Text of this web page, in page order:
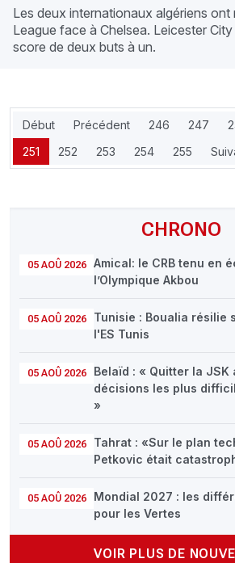
CHRONO
05 AOÛ 2026
Amical: le CRB tenu en
l’Olympique Akbou
05 AOÛ 2026
Tunisie : Boualia résilie
l'ES Tunis
05 AOÛ 2026
Belaïd : « Quitter la JSK
décisions les plus
»
05 AOÛ 2026
Tahrat : «Sur le plan
Petkovic était
05 AOÛ 2026
Mondial 2027 : les
pour les Vertes
VOIR PLUS DE
Les deux internationaux algériens ont
League face à Chelsea. Leicester City
score de deux buts à un.
Début Précédent 246 247
251
252 253 254 255